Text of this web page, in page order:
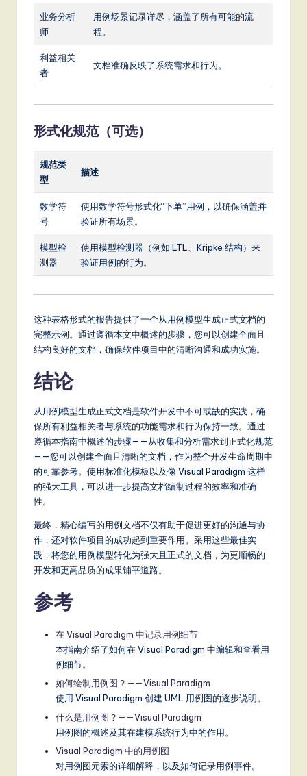
业务分析
师
用例场景记录详尽，涵盖了所有可能的流
程。
利益相关
者
文档准确反映了系统需求和行为。
形式化规范（可选）
规范类
型
描述
数学符
号
使用数学符号形式化“下单”用例，以确保涵盖并
验证所有场景。
模型检
测器
使用模型检测器（例如 LTL、Kripke 结构）来
验证用例的行为。
这种表格形式的报告提供了一个从用例模型生成正式文档的
完整示例。通过遵循本文中概述的步骤，您可以创建全面且
结构良好的文档，确保软件项目中的清晰沟通和成功实施。
结论
从用例模型生成正式文档是软件开发中不可或缺的实践，确
保所有利益相关者与系统的功能需求和行为保持一致。通过
遵循本指南中概述的步骤——从收集和分析需求到正式化规范
——您可以创建全面且清晰的文档，作为整个开发生命周期中
的可靠参考。使用标准化模板以及像 Visual Paradigm 这样
的强大工具，可以进一步提高文档编制过程的效率和准确
性。
最终，精心编写的用例文档不仅有助于促进更好的沟通与协
作，还对软件项目的成功起到重要作用。采用这些最佳实
践，将您的用例模型转化为强大且正式的文档，为更顺畅的
开发和更高品质的成果铺平道路。
参考
在 Visual Paradigm 中记录用例细节
本指南介绍了如何在 Visual Paradigm 中编辑和查看用
例细节。
如何绘制用例图？——Visual Paradigm
使用 Visual Paradigm 创建 UML 用例图的逐步说明。
什么是用例图？——Visual Paradigm
用例图的概述及其在建模系统行为中的作用。
Visual Paradigm 中的用例图
对用例图元素的详细解释，以及如何记录用例事件。